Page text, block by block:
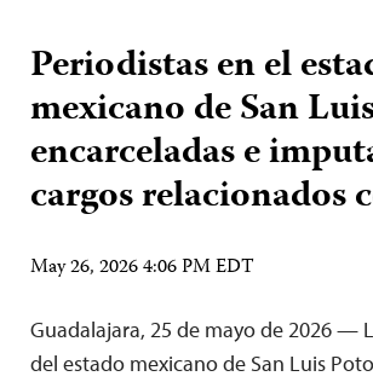
Periodistas en el
mexicano de San
encarceladas e
cargos relacionados
May 26, 2026 4:06 PM EDT
Guadalajara, 25 de mayo de 2026 —
del estado mexicano de San Luis